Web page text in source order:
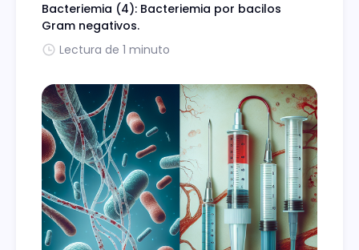
Bacteriemia (4): Bacteriemia por bacilos
Gram negativos.
Lectura de 1 minuto